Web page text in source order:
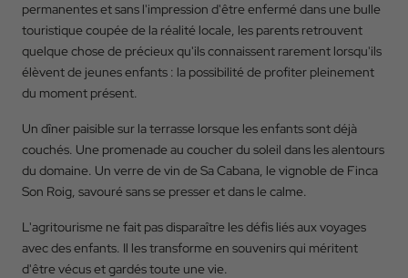
permanentes et sans l'impression d'être enfermé dans une bulle
touristique coupée de la réalité locale, les parents retrouvent
quelque chose de précieux qu'ils connaissent rarement lorsqu'ils
élèvent de jeunes enfants : la possibilité de profiter pleinement
du moment présent.
Un dîner paisible sur la terrasse lorsque les enfants sont déjà
couchés. Une promenade au coucher du soleil dans les alentours
du domaine. Un verre de vin de Sa Cabana, le vignoble de Finca
Son Roig, savouré sans se presser et dans le calme.
L'agritourisme ne fait pas disparaître les défis liés aux voyages
avec des enfants. Il les transforme en souvenirs qui méritent
d'être vécus et gardés toute une vie.